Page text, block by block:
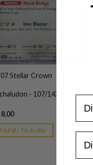
Stellar Crown
- 107/142 (Holo)
Current
is:
kr. 39,95.
TILFØJ TIL KURV